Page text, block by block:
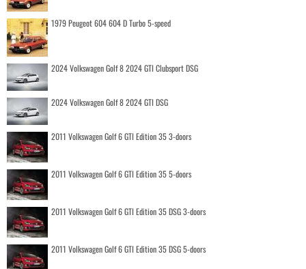
1979 Peugeot 604 604 D Turbo 5-speed
2024 Volkswagen Golf 8 2024 GTI Clubsport DSG
2024 Volkswagen Golf 8 2024 GTI DSG
2011 Volkswagen Golf 6 GTI Edition 35 3-doors
2011 Volkswagen Golf 6 GTI Edition 35 5-doors
2011 Volkswagen Golf 6 GTI Edition 35 DSG 3-doors
2011 Volkswagen Golf 6 GTI Edition 35 DSG 5-doors